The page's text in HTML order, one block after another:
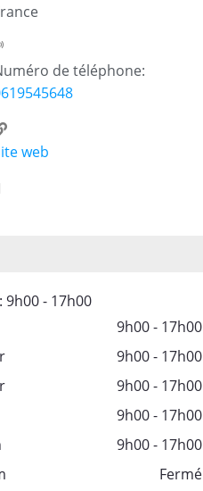
de téléphone:
web
: 9h00 - 17h00
9h00 - 17h00
9h00 - 17h00
9h00 - 17h00
9h00 - 17h00
9h00 - 17h00
Fermé